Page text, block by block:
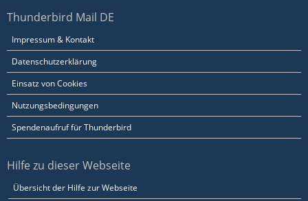
Thunderbird Mail DE
Impressum & Kontakt
Datenschutzerklärung
Einsatz von Cookies
Nutzungsbedingungen
Spendenaufruf für Thunderbird
Hilfe zu dieser Webseite
Übersicht der Hilfe zur Webseite